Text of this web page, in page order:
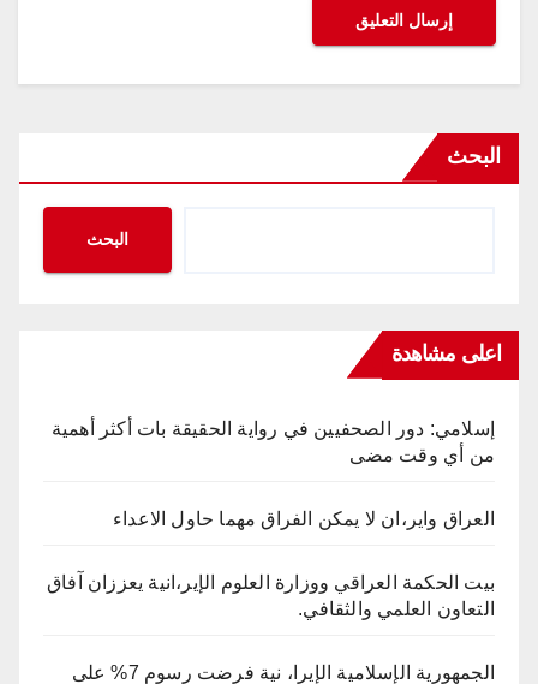
البحث
البحث
اعلى مشاهدة
إسلامي: دور الصحفيين في رواية الحقيقة بات أكثر أهمية
من أي وقت مضى
العراق واير،ان لا يمكن الفراق مهما حاول الاعداء
بيت الحكمة العراقي ووزارة العلوم الإير،انية يعززان آفاق
التعاون العلمي والثقافي.
الجمهورية الإسلامية الإيرا، نية فرضت رسوم 7% على